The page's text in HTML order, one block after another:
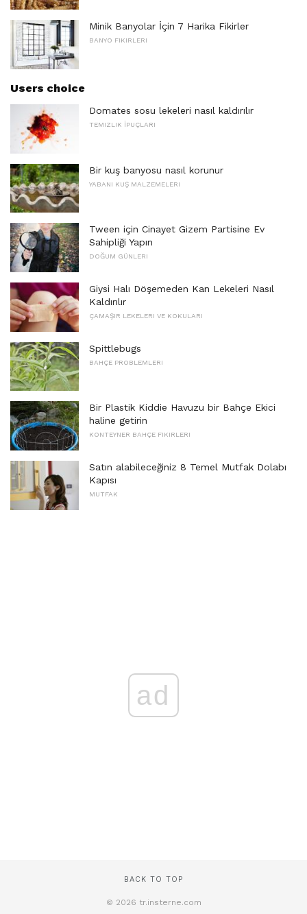
Minik Banyolar İçin 7 Harika Fikirler
BANYO FIKIRLERI
Users choice
Domates sosu lekeleri nasıl kaldırılır
TEMIZLIK İPUÇLARI
Bir kuş banyosu nasıl korunur
YABANI KUŞ MALZEMELERI
Tween için Cinayet Gizem Partisine Ev
Sahipliği Yapın
DOĞUM GÜNLERI
Giysi Halı Döşemeden Kan Lekeleri Nasıl
Kaldırılır
ÇAMAŞIR LEKELERI VE KOKULARI
Spittlebugs
BAHÇE PROBLEMLERI
Bir Plastik Kiddie Havuzu bir Bahçe Ekici
haline getirin
KONTEYNER BAHÇE FIKIRLERI
Satın alabileceğiniz 8 Temel Mutfak Dolabı
Kapısı
MUTFAK
ad
BACK TO TOP
© 2026 tr.insterne.com